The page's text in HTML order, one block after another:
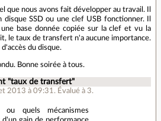
que nous avons fait développer au travail. Il
SSD ou une clef USB fonctionner. Il
base donnée copiée sur la clef et vu la
le taux de transfert n'a aucune importance.
du disque.
Bonne soirée à tous.
"taux de transfert"
2013 à 09:31 . Évalué à 3.
ou quels mécanismes
gain de performance